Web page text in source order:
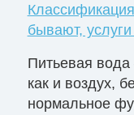
бывают,
Питьевая вода
как и воздух,
нормальное